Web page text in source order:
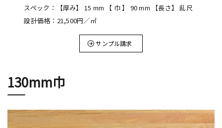
スペック：【厚み】 15 mm 【 巾 】 90 mm 【長さ】 乱尺
設計価格：21,500円／㎡
サンプル請求
130mm巾